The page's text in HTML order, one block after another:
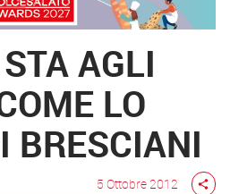
AGLI
LO
BRESCIANI
5 Ottobre 2012 share